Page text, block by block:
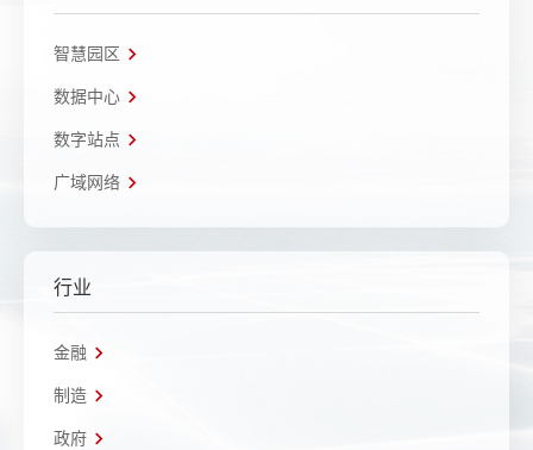
智慧园区
数据中心
数字站点
广域网络
行业
金融
制造
政府